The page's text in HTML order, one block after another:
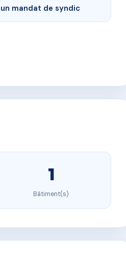
un mandat de syndic
1
Bâtiment(s)